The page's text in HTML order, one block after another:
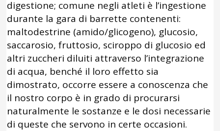
digestione; comune negli atleti è l’ingestione
durante la gara di barrette contenenti:
maltodestrine (amido/glicogeno), glucosio,
saccarosio, fruttosio, sciroppo di glucosio ed
altri zuccheri diluiti attraverso l’integrazione
di acqua, benché il loro effetto sia
dimostrato, occorre essere a conoscenza che
il nostro corpo è in grado di procurarsi
naturalmente le sostanze e le dosi necessarie
di queste che servono in certe occasioni.